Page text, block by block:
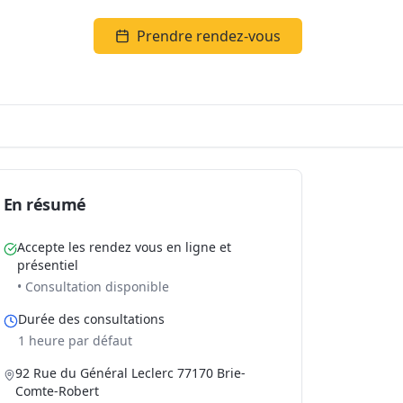
Prendre rendez-vous
En résumé
Accepte les rendez vous en ligne et
présentiel
• Consultation disponible
Durée des consultations
1 heure par défaut
92 Rue du Général Leclerc 77170 Brie-
Comte-Robert